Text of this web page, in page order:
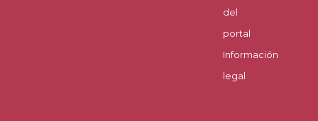
del
portal
Información
legal